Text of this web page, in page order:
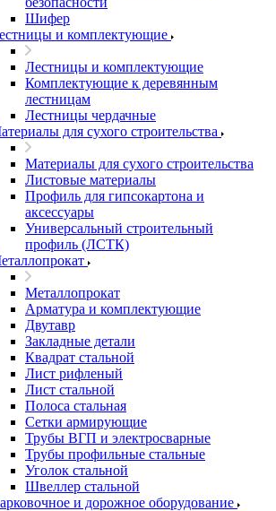
Шифер
и комплектующие
Лестницы и комплектующие
Комплектующие к деревянным
лестницам
Лестницы чердачные
для сухого строительства
Материалы для сухого строительства
Листовые материалы
Профиль для гипсокартона и
аксессуары
Универсальный строительный
профиль (ЛСТК)
Металлопрокат
Арматура и комплектующие
Двутавр
Закладные детали
Квадрат стальной
Лист рифленый
Лист стальной
Полоса стальная
Сетки армирующие
Трубы ВГП и электросварные
Трубы профильные стальные
Уголок стальной
Швеллер стальной
и дорожное оборудование